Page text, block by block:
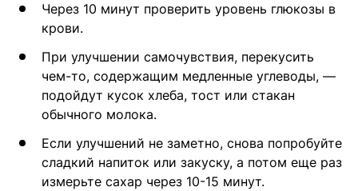
Через 10 минут проверить уровень глюкозы в
крови.
При улучшении самочувствия, перекусить
чем-то, содержащим медленные углеводы, —
подойдут кусок хлеба, тост или стакан
обычного молока.
Если улучшений не заметно, снова попробуйте
сладкий напиток или закуску, а потом еще раз
измерьте сахар через 10-15 минут.